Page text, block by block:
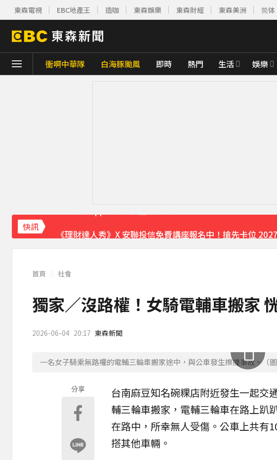
東森電視 EBC地產王 造咖 東森娛樂 東森財經 東森美洲 简体
衝啊中華隊 白海豚颱風 即時 熱門 生活 娛樂
快訊
首頁 社會
獨家／沒路權！女騎電輔車搬家
2026-06-04 20:17 東森新聞
一名女子騎乘無路權的電輔三輪車搬家途中，與公車發生擦撞事故。（圖
分享 台南麻豆知名碗粿店附近發生一起交
輔三輪車搬家，電輔三輪車在路上趴
在路中，所幸無人受傷。公車上共有
搭其他車輛。